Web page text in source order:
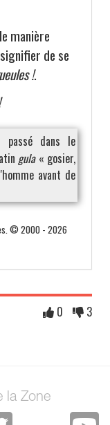
manière
de se
!.
passé dans le
gula« gosier,
avant de
© 2000 - 2026
0 3
la Zone